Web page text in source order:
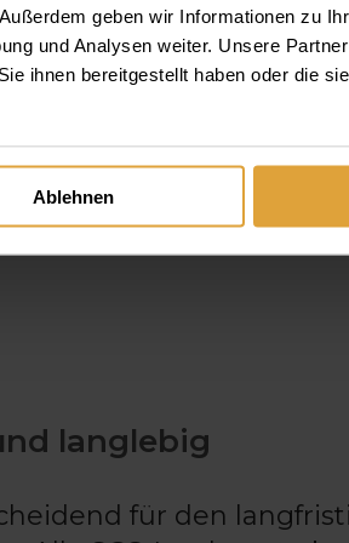
geben wir Informationen zu
und Analysen weiter. Unsere
ihnen bereitgestellt haben oder die
Ablehnen
legen. SGS-
Materialien,
komplexen
langlebig
für den